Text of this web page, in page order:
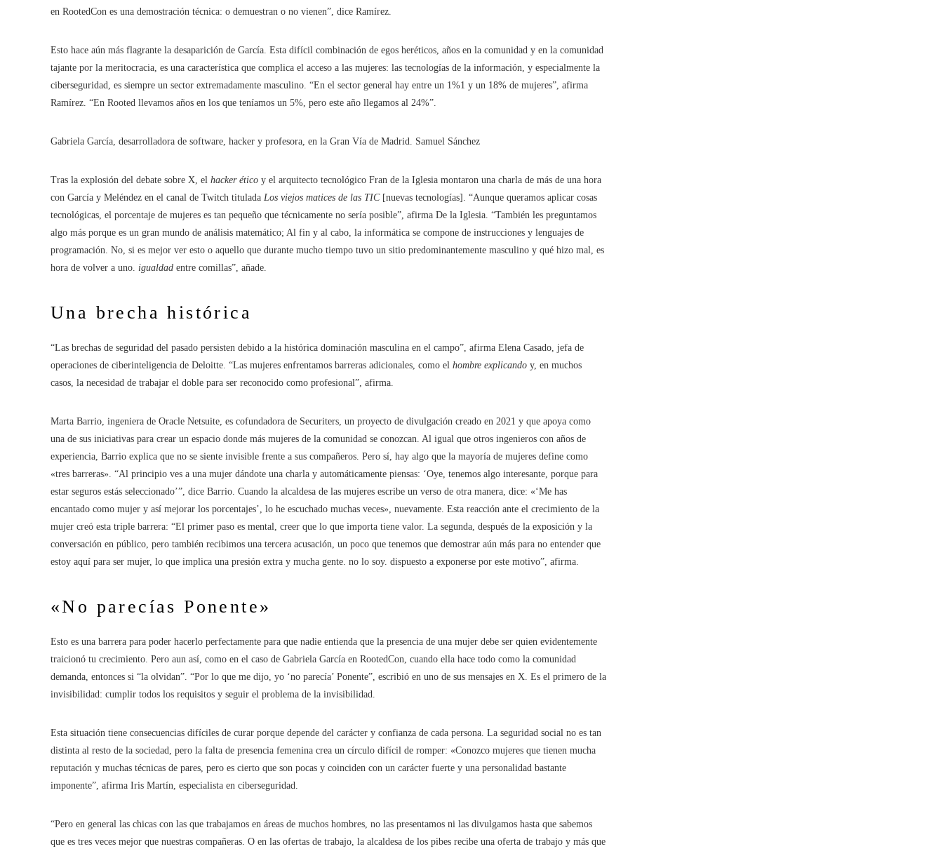
en RootedCon es una demostración técnica: o demuestran o no vienen”, dice Ramírez.
Esto hace aún más flagrante la desaparición de García. Esta difícil combinación de egos heréticos, años en la comunidad y en la comunidad
tajante por la meritocracia, es una característica que complica el acceso a las mujeres: las tecnologías de la información, y especialmente la
ciberseguridad, es siempre un sector extremadamente masculino. “En el sector general hay entre un 1%1 y un 18% de mujeres”, afirma
Ramírez. “En Rooted llevamos años en los que teníamos un 5%, pero este año llegamos al 24%”.
Gabriela García, desarrolladora de software, hacker y profesora, en la Gran Vía de Madrid. Samuel Sánchez
Tras la explosión del debate sobre X, el hacker ético y el arquitecto tecnológico Fran de la Iglesia montaron una charla de más de una hora
con García y Meléndez en el canal de Twitch titulada Los viejos matices de las TIC[nuevas tecnologías]. “Aunque queramos aplicar cosas
tecnológicas, el porcentaje de mujeres es tan pequeño que técnicamente no sería posible”, afirma De la Iglesia. “También les preguntamos
algo más porque es un gran mundo de análisis matemático; Al fin y al cabo, la informática se compone de instrucciones y lenguajes de
programación. No, si es mejor ver esto o aquello que durante mucho tiempo tuvo un sitio predominantemente masculino y qué hizo mal, es
hora de volver a uno. igualdad entre comillas”, añade.
Una brecha histórica
“Las brechas de seguridad del pasado persisten debido a la histórica dominación masculina en el campo”, afirma Elena Casado, jefa de
operaciones de ciberinteligencia de Deloitte. “Las mujeres enfrentamos barreras adicionales, como el hombre explicando y, en muchos
casos, la necesidad de trabajar el doble para ser reconocido como profesional”, afirma.
Marta Barrio, ingeniera de Oracle Netsuite, es cofundadora de Securiters, un proyecto de divulgación creado en 2021 y que apoya como
una de sus iniciativas para crear un espacio donde más mujeres de la comunidad se conozcan. Al igual que otros ingenieros con años de
experiencia, Barrio explica que no se siente invisible frente a sus compañeros. Pero sí, hay algo que la mayoría de mujeres define como
«tres barreras». “Al principio ves a una mujer dándote una charla y automáticamente piensas: ‘Oye, tenemos algo interesante, porque para
estar seguros estás seleccionado’”, dice Barrio. Cuando la alcaldesa de las mujeres escribe un verso de otra manera, dice: «‘Me has
encantado como mujer y así mejorar los porcentajes’, lo he escuchado muchas veces», nuevamente. Esta reacción ante el crecimiento de la
mujer creó esta triple barrera: “El primer paso es mental, creer que lo que importa tiene valor. La segunda, después de la exposición y la
conversación en público, pero también recibimos una tercera acusación, un poco que tenemos que demostrar aún más para no entender que
estoy aquí para ser mujer, lo que implica una presión extra y mucha gente. no lo soy. dispuesto a exponerse por este motivo”, afirma.
«No parecías Ponente»
Esto es una barrera para poder hacerlo perfectamente para que nadie entienda que la presencia de una mujer debe ser quien evidentemente
traicionó tu crecimiento. Pero aun así, como en el caso de Gabriela García en RootedCon, cuando ella hace todo como la comunidad
demanda, entonces si “la olvidan”. “Por lo que me dijo, yo ‘no parecía’ Ponente”, escribió en uno de sus mensajes en X. Es el primero de la
invisibilidad: cumplir todos los requisitos y seguir el problema de la invisibilidad.
Esta situación tiene consecuencias difíciles de curar porque depende del carácter y confianza de cada persona. La seguridad social no es tan
distinta al resto de la sociedad, pero la falta de presencia femenina crea un círculo difícil de romper: «Conozco mujeres que tienen mucha
reputación y muchas técnicas de pares, pero es cierto que son pocas y coinciden con un carácter fuerte y una personalidad bastante
imponente”, afirma Iris Martín, especialista en ciberseguridad.
“Pero en general las chicas con las que trabajamos en áreas de muchos hombres, no las presentamos ni las divulgamos hasta que sabemos
que es tres veces mejor que nuestras compañeras. O en las ofertas de trabajo, la alcaldesa de los pibes recibe una oferta de trabajo y más que